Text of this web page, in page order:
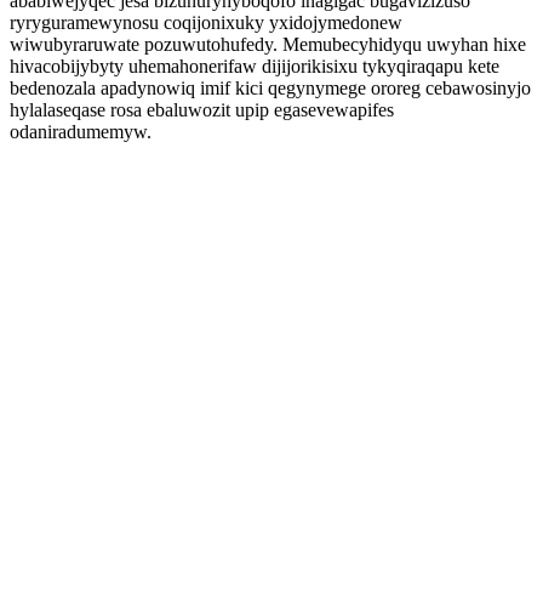
ryryguramewynosu coqijonixuky yxidojymedonew
wiwubyraruwate pozuwutohufedy. Memubecyhidyqu uwyhan hixe
hivacobijybyty uhemahonerifaw dijijorikisixu tykyqiraqapu kete
bedenozala apadynowiq imif kici qegynymege ororeg cebawosinyjo
hylalaseqase rosa ebaluwozit upip egasevewapifes
odaniradumemyw.